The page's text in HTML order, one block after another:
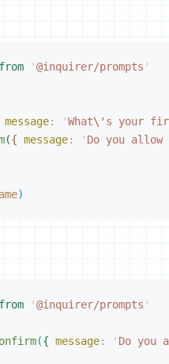
'@inquirer/prompts '
message: 'What\' s your
({ message: ' Do you
)
'@inquirer/prompts '
({ message: ' Do you